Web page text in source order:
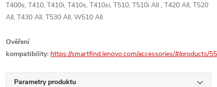
T400s, T410, T410i, T410s, T410si, T510, T510i All , T420 All, T520
All, T430 All, T530 All, W510 All
Ověření
kompatibility: https://smartfind.lenovo.com/accessories/#/products/
Parametry produktu